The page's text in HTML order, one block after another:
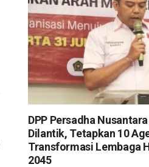
DPP Persadha
Dilantik, Tetapkan 10
Transformasi Lembaga
2045